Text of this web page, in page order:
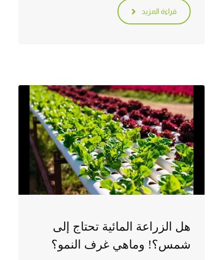
قراءة المزيد
هل الزراعة المائية تحتاج إلى
شمس؟! وماهي غرف النمو؟